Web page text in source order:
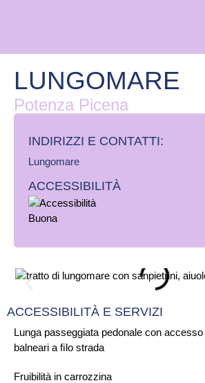
LUNGOMARE
Potenza Picena
INDIRIZZI E CONTATTI:​
Lungomare
ACCESSIBILITÀ
Lunga passeggiata pedonale con
balneari a ﬁlo strada
Fruibilità in carrozzina
ACCESSIBILITÀ E SERVIZI